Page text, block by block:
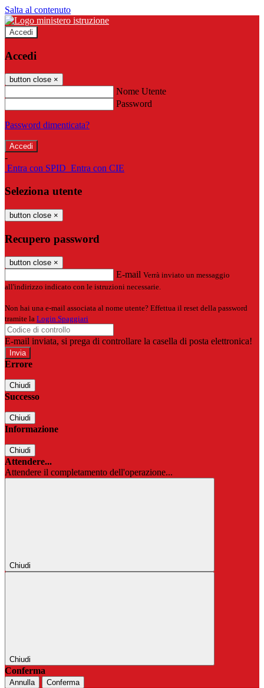
Salta al contenuto
Accedi
Accedi
button close ×
Nome Utente
Password
Password dimenticata?
-
Entra con SPID Entra con CIE
Seleziona utente
button close ×
Recupero password
button close ×
E-mail Verrà inviato un messaggio
all'indirizzo indicato con le istruzioni necessarie.
Non hai una e-mail associata al nome utente? Effettua il reset della password
tramite la Login Spaggiari
E-mail inviata, si prega di controllare la casella di posta elettronica!
Errore
Chiudi
Successo
Chiudi
Informazione
Chiudi
Attendere...
Attendere il completamento dell'operazione...
Chiudi
Chiudi
Conferma
Annulla Conferma